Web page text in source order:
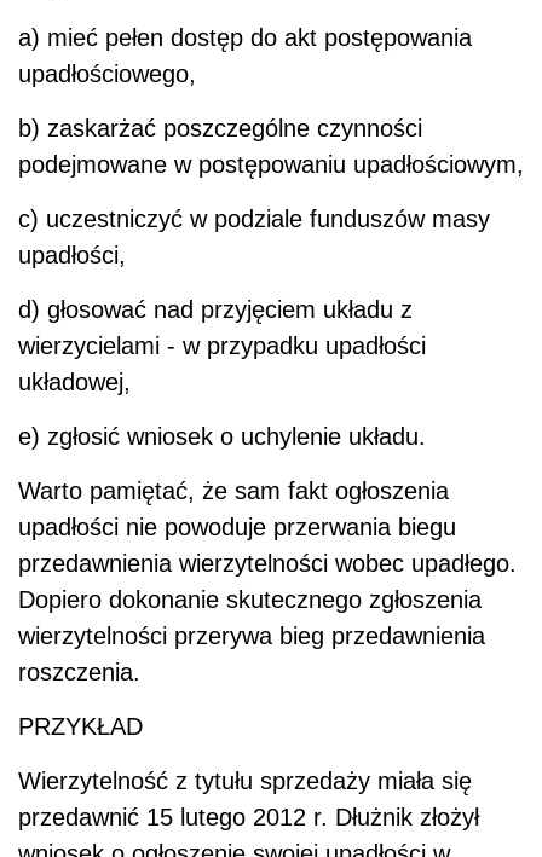
a) mieć pełen dostęp do akt postępowania
upadłościowego,
b) zaskarżać poszczególne czynności
podejmowane w postępowaniu upadłościowym,
c) uczestniczyć w podziale funduszów masy
upadłości,
d) głosować nad przyjęciem układu z
wierzycielami - w przypadku upadłości
układowej,
e) zgłosić wniosek o uchylenie układu.
Warto pamiętać, że sam fakt ogłoszenia
upadłości nie powoduje przerwania biegu
przedawnienia wierzytelności wobec upadłego.
Dopiero dokonanie skutecznego zgłoszenia
wierzytelności przerywa bieg przedawnienia
roszczenia.
PRZYKŁAD
Wierzytelność z tytułu sprzedaży miała się
przedawnić 15 lutego 2012 r. Dłużnik złożył